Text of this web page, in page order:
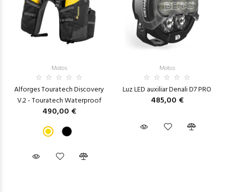
Motos
Alforges Touratech Discovery
V.2 - Touratech Waterproof
490,00 €
Motos
Luz LED auxiliar Denali D7 PRO
485,00 €